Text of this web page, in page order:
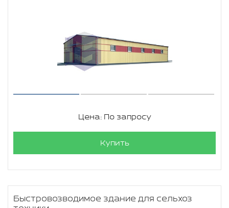
Цена: По запросу
Купить
Быстровозводимое здание для сельхоз